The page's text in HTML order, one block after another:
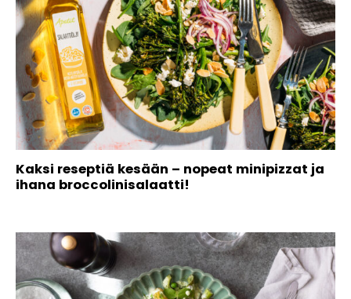
Kaksi reseptiä kesään – nopeat minipizzat ja
ihana broccolinisalaatti!